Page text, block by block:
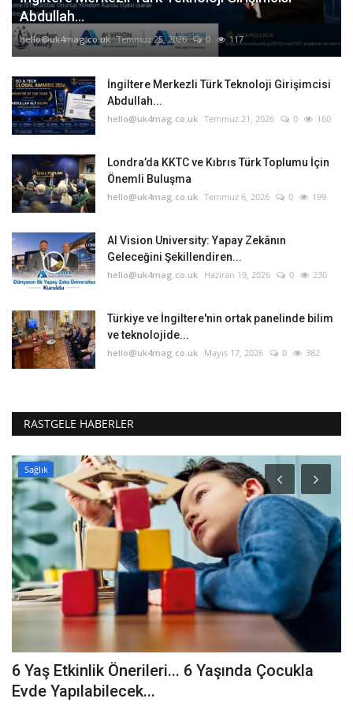
Abdullah...
hello@uk4mag.co.uk Temmuz 25, 2026 0 117
İngiltere Merkezli Türk Teknoloji Girişimcisi
Abdullah...
hello@uk4mag.co.uk Temmuz 21, 2026 0 160
Londra’da KKTC ve Kıbrıs Türk Toplumu İçin
Önemli Buluşma
hello@uk4mag.co.uk Temmuz 6, 2026 0 199
AI Vision University: Yapay Zekânın
Geleceğini Şekillendiren...
hello@uk4mag.co.uk Haziran 19, 2026 0 230
Türkiye ve İngiltere'nin ortak panelinde bilim
ve teknolojide...
hello@uk4mag.co.uk Mayıs 17, 2026 0 382
RASTGELE HABERLER
Sağlık
6 Yaş Etkinlik Önerileri... 6 Yaşında Çocukla
Evde Yapılabilecek...